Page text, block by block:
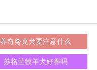
养奇努克犬要注意什么
苏格兰牧羊犬好养吗